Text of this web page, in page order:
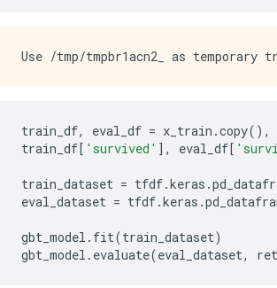
train_df, eval_df = x_train .copy(),
train_df[ 'survived' ], eval_df[
train_dataset = tfdf.keras .
eval_dataset = tfdf.keras .
gbt_model . fit(train_dataset)
gbt_model . evaluate(eval_dataset,